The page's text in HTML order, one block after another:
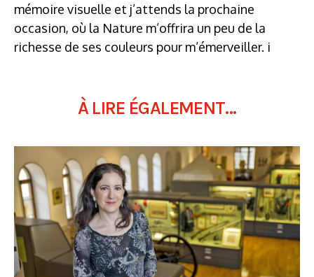
mémoire visuelle et j’attends la prochaine
occasion, où la Nature m’offrira un peu de la
richesse de ses couleurs pour m’émerveiller. i
À LIRE ÉGALEMENT...